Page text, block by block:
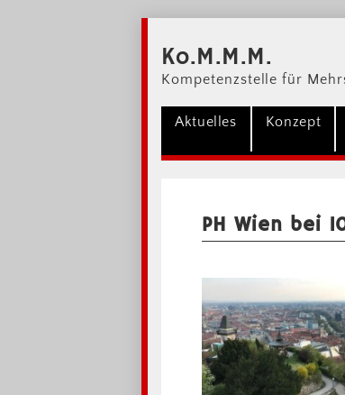
Ko.M.M.M.
Kompetenzstelle für
Aktuelles Konzept
PH Wien bei